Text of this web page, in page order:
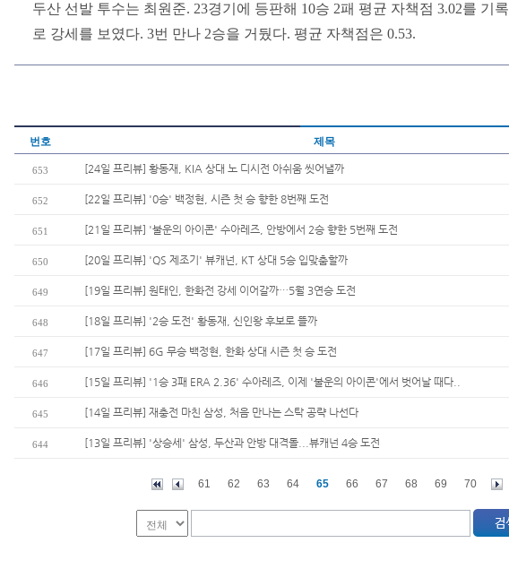
두산 선발 투수는 최원준. 23경기에 등판해 10승 2패 평균 자책점 3.02를 기
로 강세를 보였다. 3번 만나 2승을 거뒀다. 평균 자책점은 0.53.
번호 제목
653 [24일 프리뷰] 황동재, KIA 상대 노 디시전 아쉬움 씻어낼까
652 [22일 프리뷰] '0승' 백정현, 시즌 첫 승 향한 8번째 도전
651 [21일 프리뷰] '불운의 아이콘' 수아레즈, 안방에서 2승 향한 5번째 도전
650 [20일 프리뷰] 'QS 제조기' 뷰캐넌, KT 상대 5승 입맞춤할까
649 [19일 프리뷰] 원태인, 한화전 강세 이어갈까…5월 3연승 도전
648 [18일 프리뷰] '2승 도전' 황동재, 신인왕 후보로 뜰까
647 [17일 프리뷰] 6G 무승 백정현, 한화 상대 시즌 첫 승 도전
646 [15일 프리뷰] '1승 3패 ERA 2.36' 수아레즈, 이제 '불운의 아이콘'에서 벗어날 때다..
645 [14일 프리뷰] 재충전 마친 삼성, 처음 만나는 스탁 공략 나선다
644 [13일 프리뷰] '상승세' 삼성, 두산과 안방 대격돌...뷰캐넌 4승 도전
61 62 63 64 65 66 67 68 69 70